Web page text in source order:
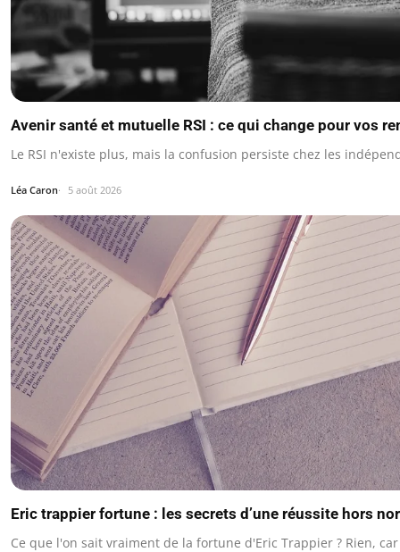
Avenir santé et mutuelle RSI : ce qui change pour vos
Le RSI n'existe plus, mais la confusion persiste chez les
Léa Caron 5 août 2026
Eric trappier fortune : les secrets d’une réussite hors
Ce que l'on sait vraiment de la fortune d'Eric Trappier ? Rien,